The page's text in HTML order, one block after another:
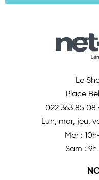
Le
Place
022 363 85 08
Lun, mar, jeu,
Mer :
Sam :